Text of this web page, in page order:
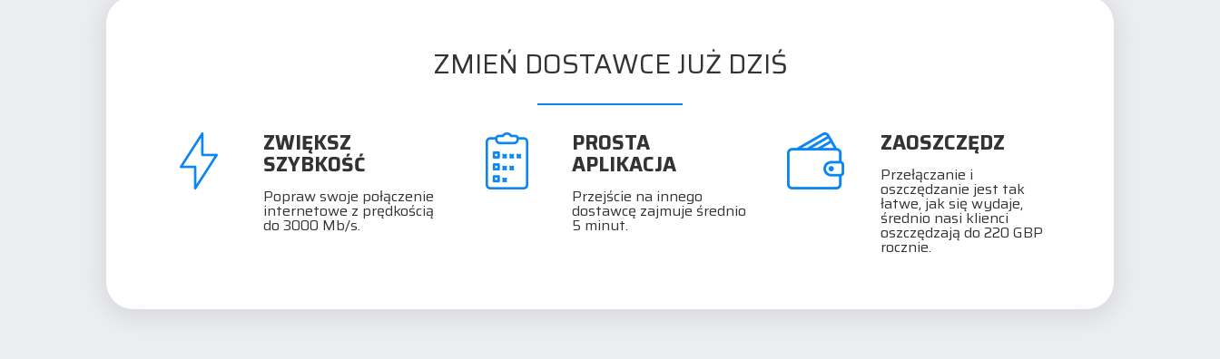
ZMIEŃ DOSTAWCE JUŻ DZIŚ
ZWIĘKSZ
SZYBKOŚĆ
Popraw swoje połączenie
internetowe z prędkością
do 3000 Mb/s.
PROSTA
APLIKACJA
Przejście na innego
dostawcę zajmuje średnio
5 minut.
ZAOSZCZĘDZ
Przełączanie i
oszczędzanie jest tak
łatwe, jak się wydaje,
średnio nasi klienci
oszczędzają do 220 GBP
rocznie.